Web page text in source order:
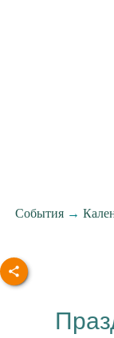
События →